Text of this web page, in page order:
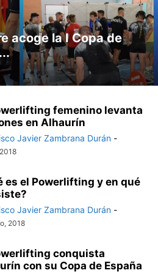
acoge la I Copa de
femenino levanta
en Alhaurín
Javier Zambrana Durán -
es el Powerlifting y en qué
Javier Zambrana Durán -
2018
conquista
con su Copa de España